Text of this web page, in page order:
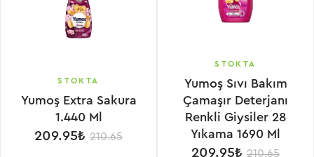
STOKTA
Yumoş Extra Sakura
1.440 Ml
209.95₺ 210.65
STOKTA
Yumoş Sıvı Bakım
Çamaşır Deterjanı
Renkli Giysiler 28
Yıkama 1690 Ml
209.95₺ 210.65